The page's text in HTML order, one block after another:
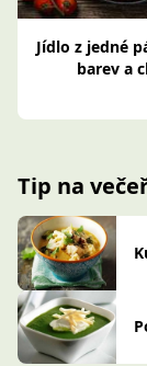
Jídlo z jedné
barev a
Tip na